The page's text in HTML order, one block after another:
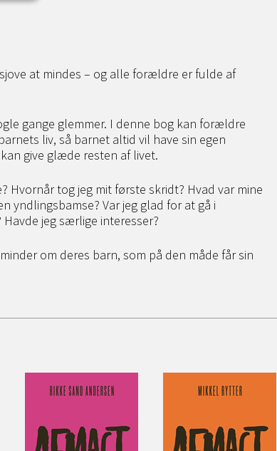
at mindes – og alle forældre er fulde af
gange glemmer. I denne bog kan forældre
liv, så barnet altid vil have sin egen
give glæde resten af livet.
Hvornår tog jeg mit første skridt? Hvad var mine
yndlingsbamse? Var jeg glad for at gå i
jeg særlige interesser?
om deres barn, som på den måde får sin